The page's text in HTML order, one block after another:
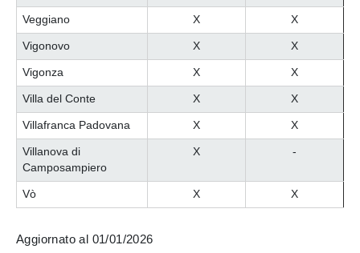
Veggiano X X
Vigonovo X X
Vigonza X X
Villa del Conte X X
Villafranca Padovana X X
Villanova di
Camposampiero
X -
Vò X X
Aggiornato al 01/01/2026